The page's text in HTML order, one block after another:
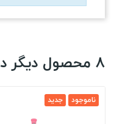
8 محصول دیگر در همین شاخه:
جدید ناموجود